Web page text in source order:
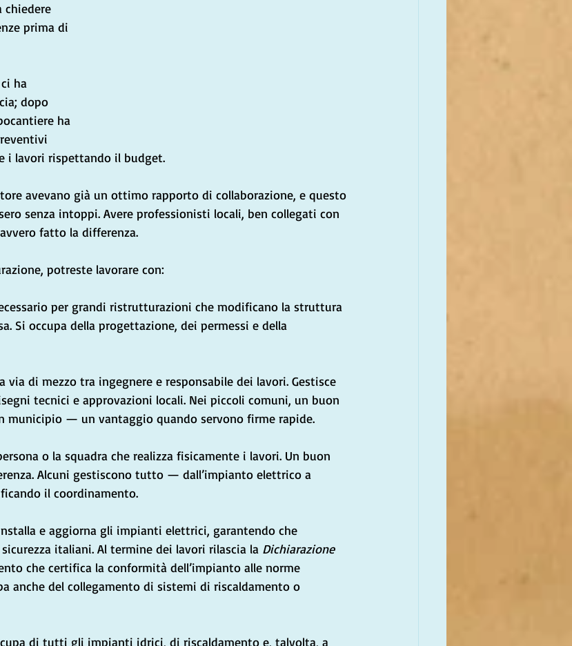
chiedere
prima di
ha
dopo
ha
i lavori rispettando il budget.
avevano già un ottimo rapporto di collaborazione, e questo
senza intoppi. Avere professionisti locali, ben collegati con
fatto la differenza.
potreste lavorare con:
per grandi ristrutturazioni che modificano la struttura
Si occupa della progettazione, dei permessi e della
via di mezzo tra ingegnere e responsabile dei lavori. Gestisce
tecnici e approvazioni locali. Nei piccoli comuni, un buon
municipio — un vantaggio quando servono firme rapide.
o la squadra che realizza fisicamente i lavori. Un buon
Alcuni gestiscono tutto — dall’impianto elettrico a
il coordinamento.
e aggiorna gli impianti elettrici, garantendo che
italiani. Al termine dei lavori rilascia la Dichiarazione
che certifica la conformità dell’impianto alle norme
anche del collegamento di sistemi di riscaldamento o
di tutti gli impianti idrici, di riscaldamento e, talvolta, a